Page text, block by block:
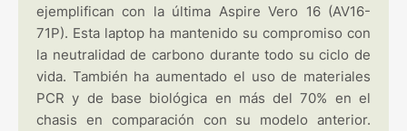
ejemplifican con la última Aspire Vero 16 (AV16-
71P). Esta laptop ha mantenido su compromiso con
la neutralidad de carbono durante todo su ciclo de
vida. También ha aumentado el uso de materiales
PCR y de base biológica en más del 70% en el
chasis en comparación con su modelo anterior.